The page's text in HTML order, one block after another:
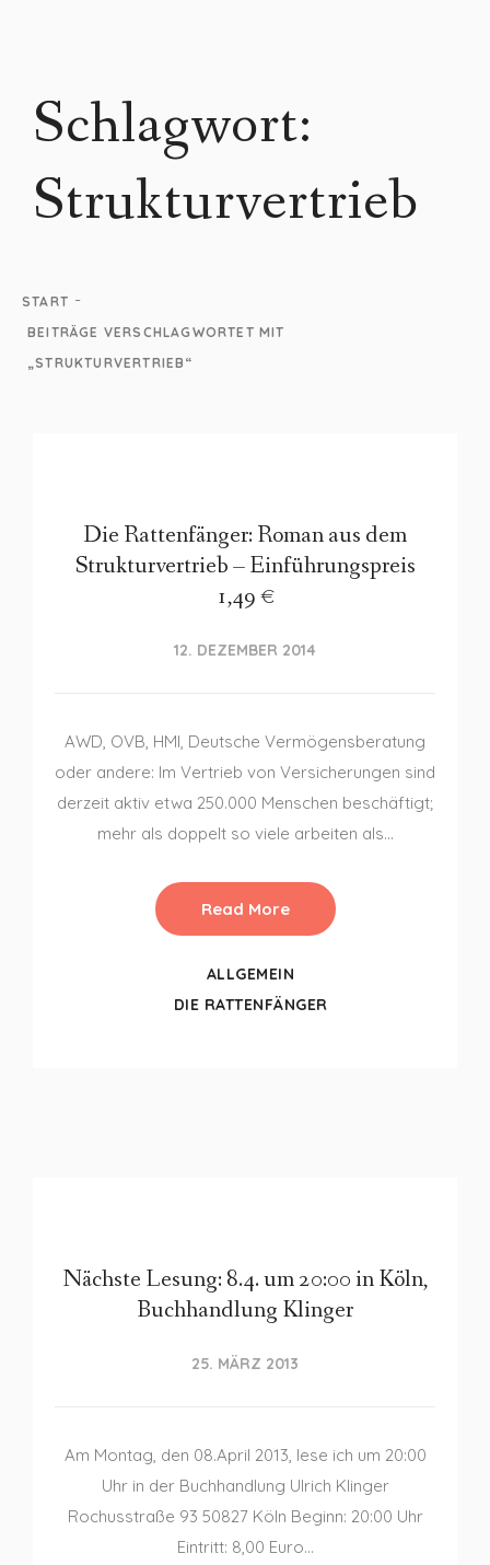
Schlagwort:
Strukturvertrieb
START -
BEITRÄGE VERSCHLAGWORTET MIT
„STRUKTURVERTRIEB“
Die Rattenfänger: Roman aus dem
Strukturvertrieb – Einführungspreis
1,49 €
12. DEZEMBER 2014
AWD, OVB, HMI, Deutsche Vermögensberatung
oder andere: Im Vertrieb von Versicherungen sind
derzeit aktiv etwa 250.000 Menschen beschäftigt;
mehr als doppelt so viele arbeiten als…
Read More
ALLGEMEIN
DIE RATTENFÄNGER
Nächste Lesung: 8.4. um 20:00 in Köln,
Buchhandlung Klinger
25. MÄRZ 2013
Am Montag, den 08.April 2013, lese ich um 20:00
Uhr in der Buchhandlung Ulrich Klinger
Rochusstraße 93 50827 Köln Beginn: 20:00 Uhr
Eintritt: 8,00 Euro…